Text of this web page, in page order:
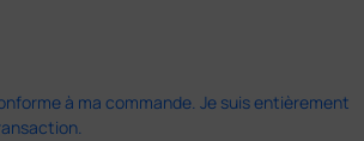
à ma commande. Je suis entièrement